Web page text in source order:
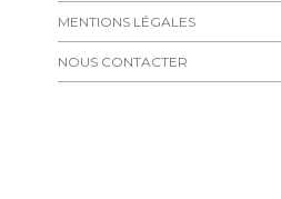
MENTIONS LÉGALES
NOUS CONTACTER